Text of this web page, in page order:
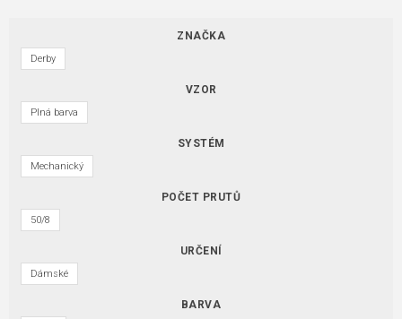
ZNAČKA
Derby
VZOR
Plná barva
SYSTÉM
Mechanický
POČET PRUTŮ
50/8
URČENÍ
Dámské
BARVA